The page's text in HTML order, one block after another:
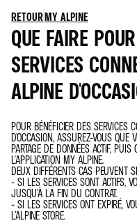
RETOURMY ALPINE
QUE FAIRE
SERVICES
ALPINE
POUR BÉNÉFICIER DES SERVICES
D'OCCASION, ASSUREZ-VOUS QUE
PARTAGE DE DONNÉES ACTIF, PUIS
L'APPLICATION MY ALPINE.
DEUX DIFFÉRENTS CAS PEUVENT
- SI LES SERVICES SONT ACTIFS,
JUSQU’À LA FIN DU CONTRAT.
- SI LES SERVICES ONT EXPIRÉ,
L’ALPINE STORE.